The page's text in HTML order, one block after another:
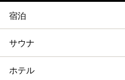
宿泊
サウナ
ホテル